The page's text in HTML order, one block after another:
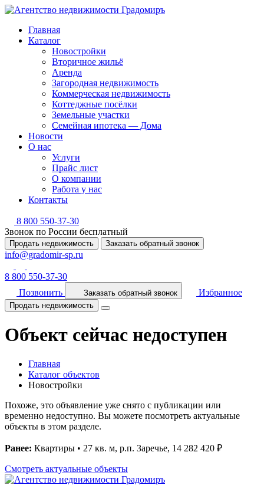
Главная
Каталог
Новостройки
Вторичное жильё
Аренда
Загородная недвижимость
Коммерческая недвижимость
Коттеджные посёлки
Земельные участки
Семейная ипотека — Дома
Новости
О нас
Услуги
Прайс лист
О компании
Работа у нас
Контакты
8 800 550-37-30
Звонок по России бесплатный
Продать недвижимость Заказать обратный звонок
info@gradomir-sp.ru
8 800 550-37-30
Позвонить
Заказать обратный звонок Избранное
Продать недвижимость
Объект сейчас недоступен
Главная
Каталог объектов
Новостройки
Похоже, это объявление уже снято с публикации или
временно недоступно. Вы можете посмотреть актуальные
объекты в этом разделе.
Ранее: Квартиры • 27 кв. м, р.п. Заречье, 14 282 420 ₽
Смотреть актуальные объекты